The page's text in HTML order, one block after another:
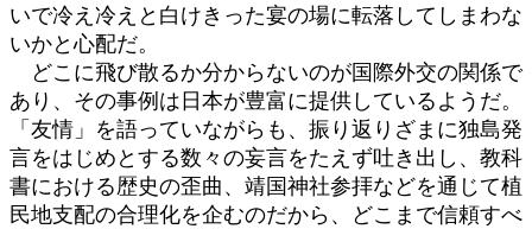
いで冷え冷えと白けきった宴の場に転落してしまわな
いかと心配だ。
どこに飛び散るか分からないのが国際外交の関係で
あり、その事例は日本が豊富に提供しているようだ。
「友情」を語っていながらも、振り返りざまに独島発
言をはじめとする数々の妄言をたえず吐き出し、教科
書における歴史の歪曲、靖国神社参拝などを通じて植
民地支配の合理化を企むのだから、どこまで信頼すべ